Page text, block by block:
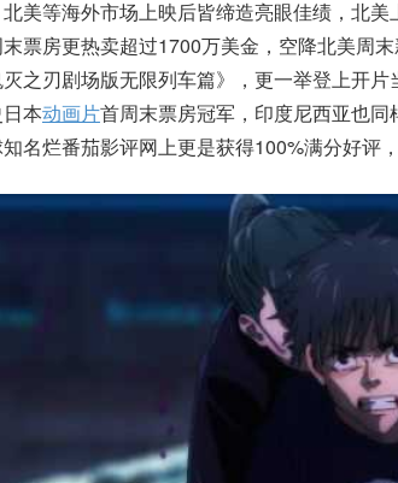
美等海外市场上映后皆缔造亮眼佳绩，北美
票房更热卖超过1700万美金，空降北美周
灭之刃剧场版无限列车篇》，更一举登上开
本动画片首周末票房冠军，印度尼西亚也
名烂番茄影评网上更是获得100%满分好评